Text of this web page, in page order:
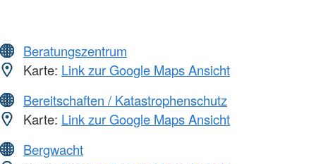
Beratungszentrum
Karte: Link zur Google Maps Ansicht
Bereitschaften / Katastrophenschutz
Karte: Link zur Google Maps Ansicht
Bergwacht